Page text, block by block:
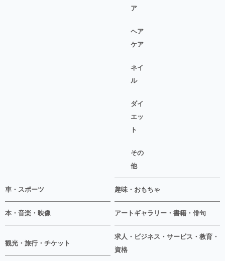
ア
ヘア
ケア
ネイ
ル
ダイ
エッ
ト
その
他
車・スポーツ 趣味・おもちゃ
本・音楽・映像 アートギャラリー・書籍・俳句
観光・旅行・チケット
求人・ビジネス・サービス・教育・
資格